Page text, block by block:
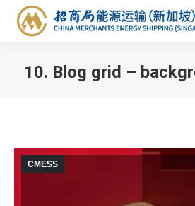
10. Blog grid –
CMESS